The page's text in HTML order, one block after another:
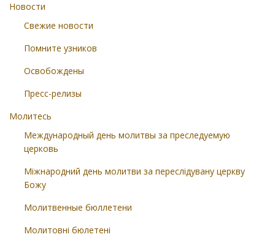
Новости
Свежие новости
Помните узников
Освобождены
Пресс-релизы
Молитесь
Международный день молитвы за преследуемую
церковь
Міжнародний день молитви за переслідувану церкву
Божу
Молитвенные бюллетени
Молитовні бюлетені